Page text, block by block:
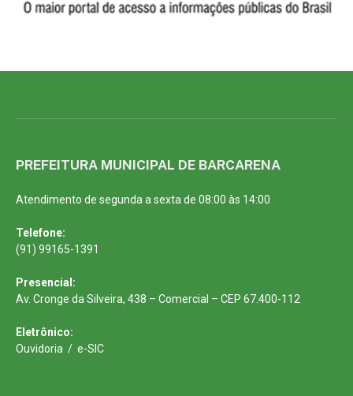
PREFEITURA MUNICIPAL DE BARCARENA
Atendimento de segunda a sexta de 08:00 às 14:00
Telefone:
(91) 99165-1391
Presencial:
Av. Cronge da Silveira, 438 – Comercial – CEP 67.400-112
Eletrônico:
Ouvidoria / e-SIC